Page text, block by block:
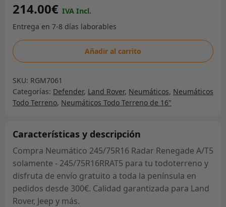
214.00€
Neumático
245/75R16
Renegade
A/T5
solamente
245/75R16RRAT5
cantidad
Añadir al carrito
SKU: RGM7061
Categorías: Defender, Land Rover, Neumáticos, Neumáticos
Todo Terreno, Neumáticos Todo Terreno de 16"
Características y descripción
Compra Neumático 245/75R16 Radar Renegade A/T5
solamente - 245/75R16RRAT5 para tu todoterreno y
disfruta de envío gratuito a toda la península en
pedidos desde 300€. Calidad garantizada para Land
Rover, Jeep y más.